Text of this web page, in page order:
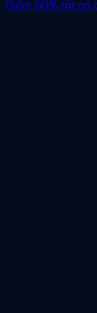
Giảm 50% tất cả